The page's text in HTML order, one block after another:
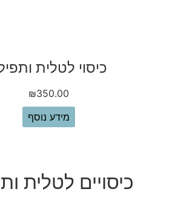
טלית מהודרת בד
180.00
בחר אפשרויות
כיסויים לטלית